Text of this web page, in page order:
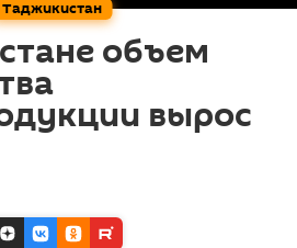
Таджикистан
объем
вырос